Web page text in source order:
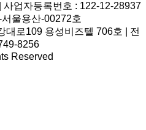
사업자등록번호 : 122-12-28937
서울용산-00272호
대로109 용성비즈텔 706호 | 전
8256
Reserved